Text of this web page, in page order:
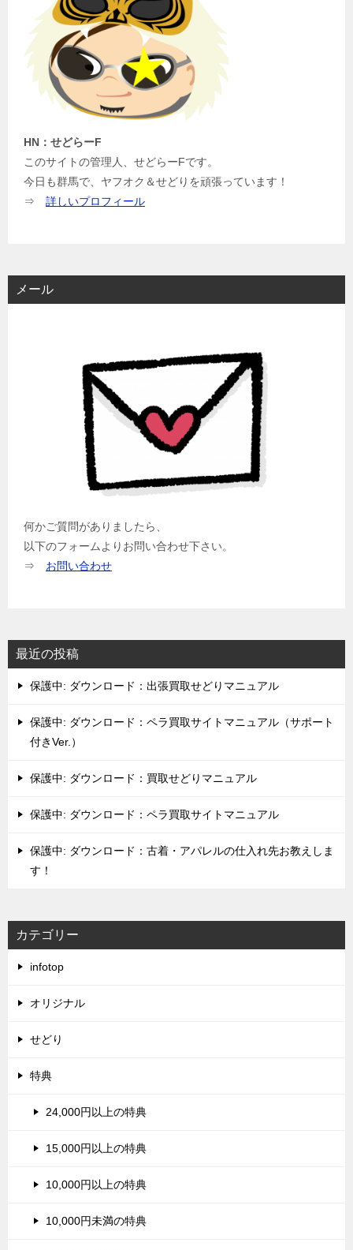
HN：せどらーF
このサイトの管理人、せどらーFです。
今日も群馬で、ヤフオク＆せどりを頑張っています！
⇒ 詳しいプロフィール
メール
何かご質問がありましたら、
以下のフォームよりお問い合わせ下さい。
⇒ お問い合わせ
最近の投稿
保護中: ダウンロード：出張買取せどりマニュアル
保護中: ダウンロード：ペラ買取サイトマニュアル（サポート
付きVer.）
保護中: ダウンロード：買取せどりマニュアル
保護中: ダウンロード：ペラ買取サイトマニュアル
保護中: ダウンロード：古着・アパレルの仕入れ先お教えしま
す！
カテゴリー
infotop
オリジナル
せどり
特典
24,000円以上の特典
15,000円以上の特典
10,000円以上の特典
10,000円未満の特典